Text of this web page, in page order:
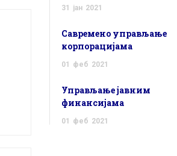
31 јан 2021
Савремено управљање
корпорацијама
01 феб 2021
Управљање јавним
финансијама
01 феб 2021